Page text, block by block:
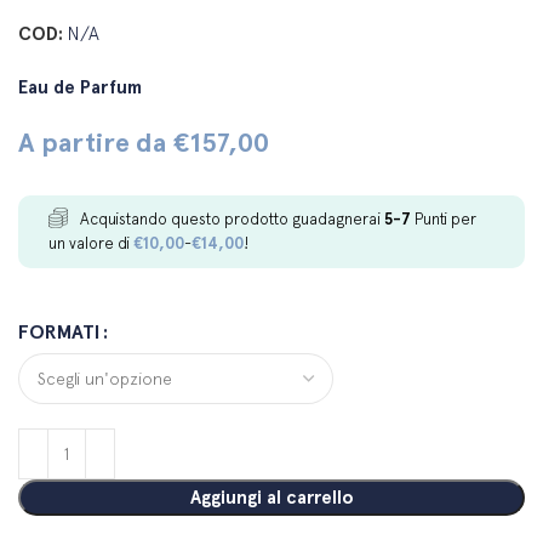
COD: N/A
Eau de Parfum
A partire da €157,00
Acquistando questo prodotto guadagnerai5-7 Punti per
un valore di€10,00-€14,00!
FORMATI
Aggiungi al carrello